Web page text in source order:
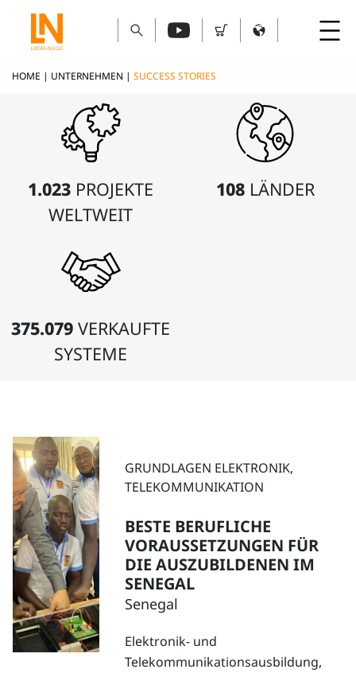
HOME | UNTERNEHMEN | SUCCESS STORIES
1.023 PROJEKTE
WELTWEIT
108LÄNDER
375.079 VERKAUFTE
SYSTEME
GRUNDLAGEN ELEKTRONIK,
TELEKOMMUNIKATION
BESTE BERUFLICHE
VORAUSSETZUNGEN FÜR
DIE AUSZUBILDENEN IM
SENEGAL
Senegal
Elektronik- und
Telekommunikationsausbildung,